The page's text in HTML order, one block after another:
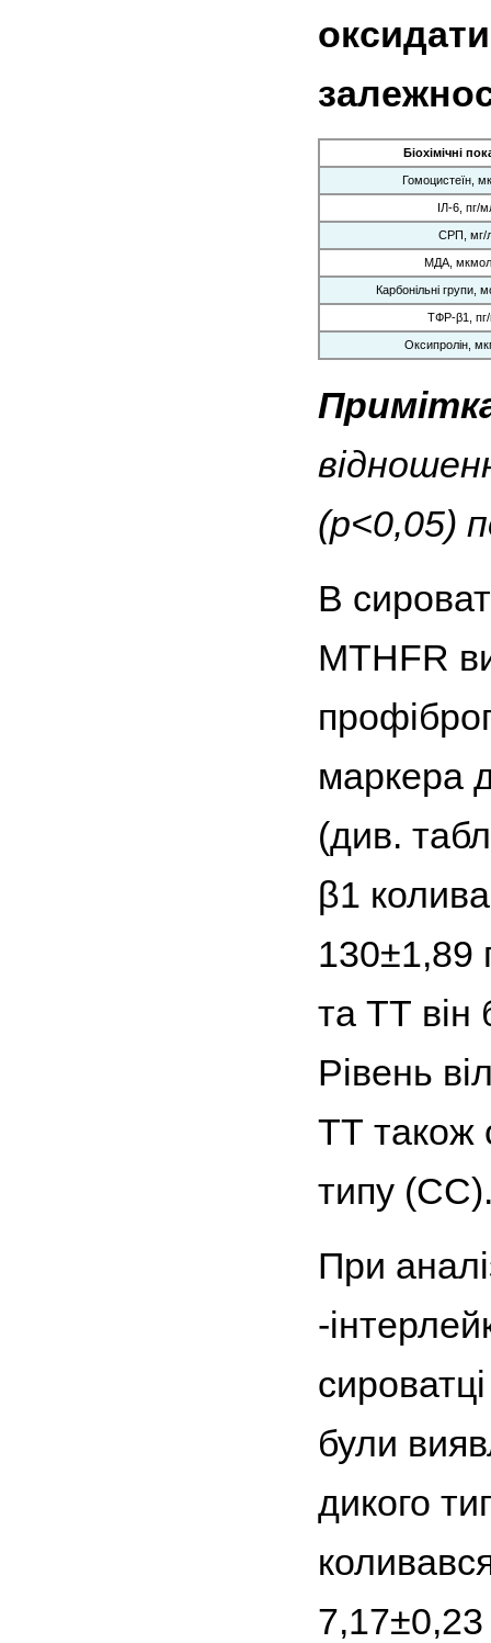
Біохімічні
Гомоцистеїн,
ІЛ-6, пг/
СРП, мг/
МДА,
Карбонільні групи,
ТФР-β1,
Оксипролін,
(р<0,05)
В
МТHFR
маркера
(див.
β1
130±1,89
та ТТ він
Рівень
ТТ також
типу
При
-
були
дикого
7,17±0,23